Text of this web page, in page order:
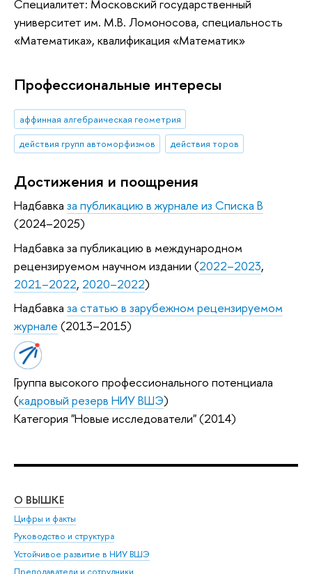
Специалитет: Московский государственный
университет им. М.В. Ломоносова, специальность
«Математика», квалификация «Математик»
Профессиональные интересы
аффинная алгебраическая геометрия
действия групп автоморфизмов
действия торов
Достижения и поощрения
Надбавка за публикацию в журнале из Списка B
(2024–2025)
Надбавка за публикацию в международном
рецензируемом научном издании (2022–2023,
2021–2022, 2020–2022)
Надбавка за статью в зарубежном рецензируемом
журнале (2013–2015)
Группа высокого профессионального потенциала
(кадровый резерв НИУ ВШЭ)
Категория "Новые исследователи" (2014)
О ВЫШКЕ
Цифры и факты
Руководство и структура
Устойчивое развитие в НИУ ВШЭ
Преподаватели и сотрудники